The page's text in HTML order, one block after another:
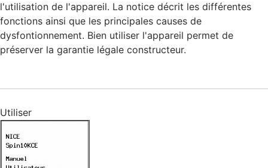
l'utilisation de l'appareil. La notice décrit les différentes
fonctions ainsi que les principales causes de
dysfontionnement. Bien utiliser l'appareil permet de
préserver la garantie légale constructeur.
Utiliser